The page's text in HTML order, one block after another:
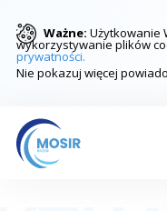
Ważne: Użytkowanie
wykorzystywanie plików
prywatności.
Nie pokazuj więcej